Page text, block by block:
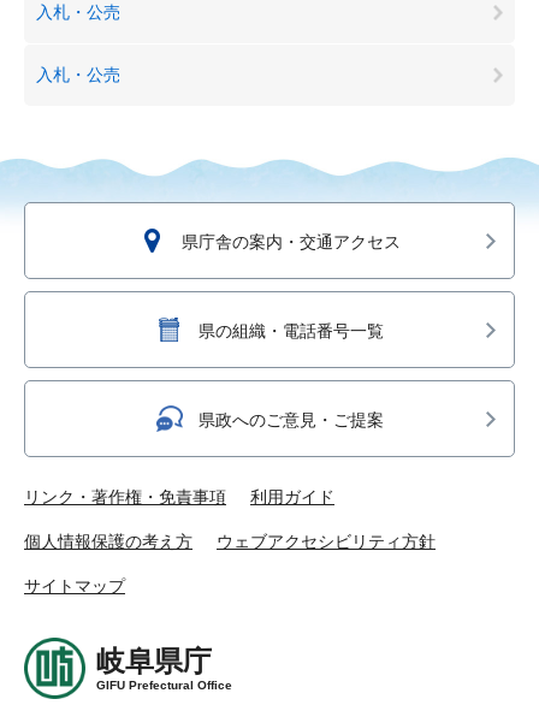
入札・公売
入札・公売
県庁舎の案内・交通アクセス
県の組織・電話番号一覧
県政へのご意見・ご提案
リンク・著作権・免責事項 利用ガイド
個人情報保護の考え方 ウェブアクセシビリティ方針
サイトマップ
岐阜県庁
GIFU Prefectural Office